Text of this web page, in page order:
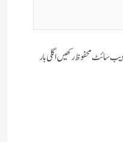
سائٹ محفوظ رکھیں اگلی بار